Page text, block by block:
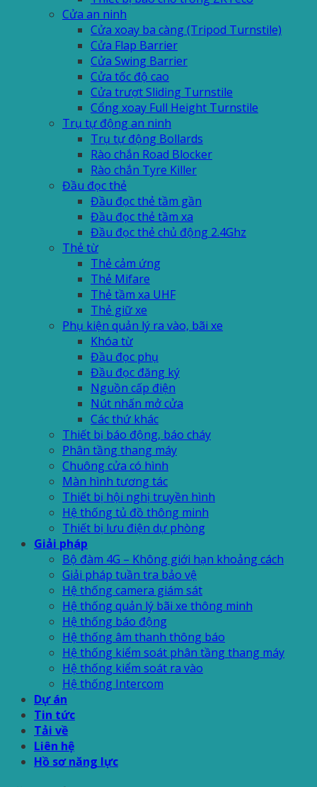
Cửa an ninh
Cửa xoay ba càng (Tripod Turnstile)
Cửa Flap Barrier
Cửa Swing Barrier
Cửa tốc độ cao
Cửa trượt Sliding Turnstile
Cổng xoay Full Height Turnstile
Trụ tự động an ninh
Trụ tự động Bollards
Rào chắn Road Blocker
Rào chắn Tyre Killer
Đầu đọc thẻ
Đầu đọc thẻ tầm gần
Đầu đọc thẻ tầm xa
Đầu đọc thẻ chủ động 2.4Ghz
Thẻ từ
Thẻ cảm ứng
Thẻ Mifare
Thẻ tầm xa UHF
Thẻ giữ xe
Phụ kiện quản lý ra vào, bãi xe
Khóa từ
Đầu đọc phụ
Đầu đọc đăng ký
Nguồn cấp điện
Nút nhấn mở cửa
Các thứ khác
Thiết bị báo động, báo cháy
Phân tầng thang máy
Chuông cửa có hình
Màn hình tương tác
Thiết bị hội nghị truyền hình
Hệ thống tủ đồ thông minh
Thiết bị lưu điện dự phòng
Giải pháp
Bộ đàm 4G – Không giới hạn khoảng cách
Giải pháp tuần tra bảo vệ
Hệ thống camera giám sát
Hệ thống quản lý bãi xe thông minh
Hệ thống báo động
Hệ thống âm thanh thông báo
Hệ thống kiểm soát phân tầng thang máy
Hệ thống kiểm soát ra vào
Hệ thống Intercom
Dự án
Tin tức
Tải về
Liên hệ
Hồ sơ năng lực